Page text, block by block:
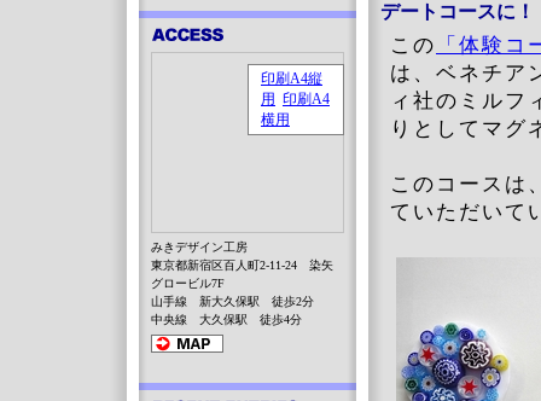
デートコースに！
この
「体験
は、ベネチア
ィ社のミルフ
りとしてマグ
このコースは
ていただいて
みきデザイン工房
東京都新宿区百人町2-11-24 染矢
グロービル7F
山手線 新大久保駅 徒歩2分
中央線 大久保駅 徒歩4分